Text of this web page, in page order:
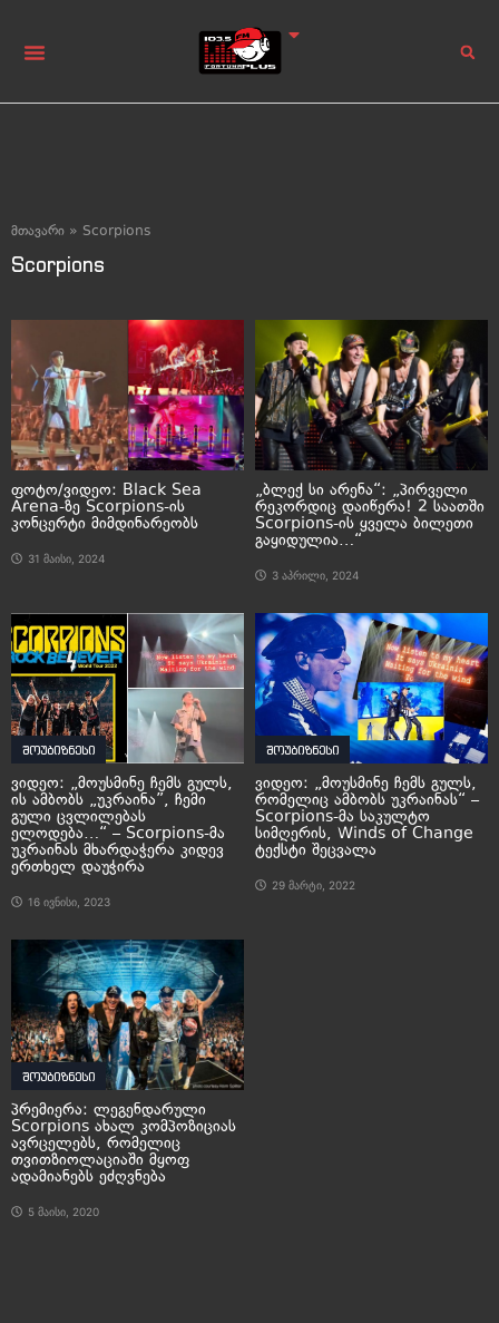
მთავარი » Scorpions
Scorpions
ფოტო/ვიდეო: Black Sea
Arena-ზე Scorpions-ის
კონცერტი მიმდინარეობს
31 მაისი, 2024
„ბლექ სი არენა“: „პირველი
რეკორდიც დაიწერა! 2 საათში
Scorpions-ის ყველა ბილეთი
გაყიდულია…“
3 აპრილი, 2024
შოუბიზნესი
ვიდეო: „მოუსმინე ჩემს გულს,
ის ამბობს „უკრაინა”, ჩემი
გული ცვლილებას
ელოდება…“ – Scorpions-მა
უკრაინას მხარდაჭერა კიდევ
ერთხელ დაუჭირა
16 ივნისი, 2023
შოუბიზნესი
ვიდეო: „მოუსმინე ჩემს გულს,
რომელიც ამბობს უკრაინას“ –
Scorpions-მა საკულტო
სიმღერის, Winds of Change
ტექსტი შეცვალა
29 მარტი, 2022
შოუბიზნესი
პრემიერა: ლეგენდარული
Scorpions ახალ კომპოზიციას
ავრცელებს, რომელიც
თვითზიოლაციაში მყოფ
ადამიანებს ეძღვნება
5 მაისი, 2020